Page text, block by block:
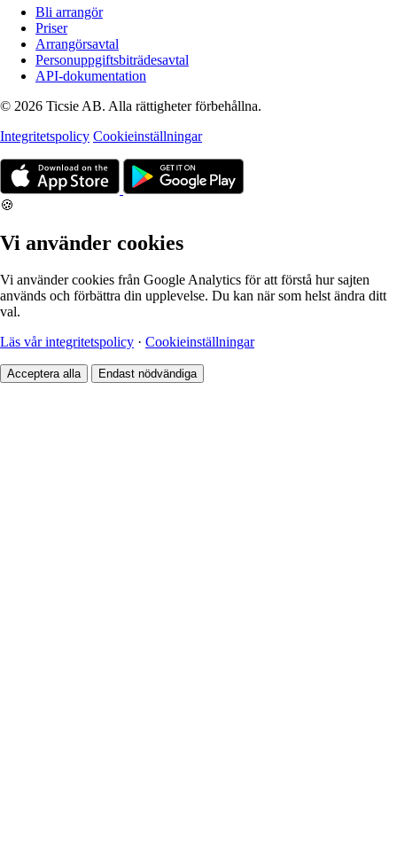
Bli arrangör
Priser
Arrangörsavtal
Personuppgiftsbiträdesavtal
API-dokumentation
© 2026 Ticsie AB. Alla rättigheter förbehållna.
Integritetspolicy Cookieinställningar
🍪
Vi använder cookies
Vi använder cookies från Google Analytics för att förstå hur sajten
används och förbättra din upplevelse. Du kan när som helst ändra ditt
val.
Läs vår integritetspolicy · Cookieinställningar
Acceptera alla Endast nödvändiga